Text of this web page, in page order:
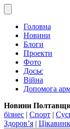
Головна
Новини
Блоги
Проекти
Фото
Досьє
Війна
Допомога
Новини
бізнес | Спорт |
Здоров’я |